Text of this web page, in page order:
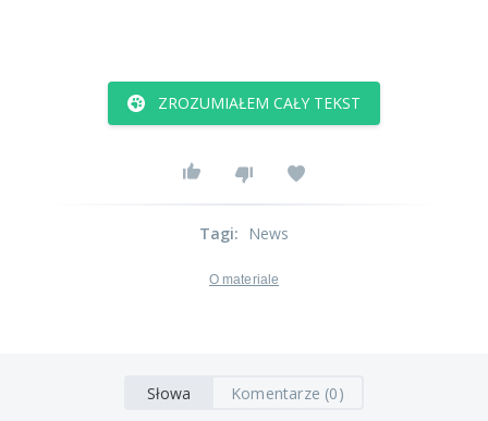
ZROZUMIAŁEM CAŁY TEKST
Tagi: News
O materiale
Słowa Komentarze (0)